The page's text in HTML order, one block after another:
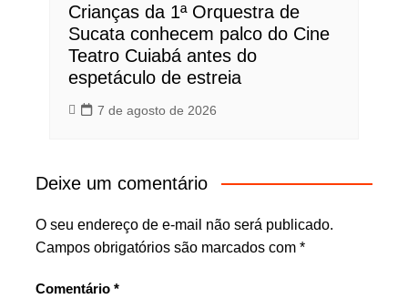
Crianças da 1ª Orquestra de
Sucata conhecem palco do Cine
Teatro Cuiabá antes do
espetáculo de estreia
7 de agosto de 2026
Deixe um comentário
O seu endereço de e-mail não será publicado.
Campos obrigatórios são marcados com *
Comentário *